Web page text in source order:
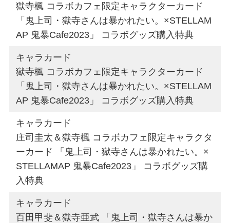
獄寺楓 コラボカフェ限定キャラクターカード
「鬼上司・獄寺さんは暴かれたい。×STELLAM
AP 鬼暴Cafe2023」 コラボグッズ購入特典
キャラカード
獄寺楓 コラボカフェ限定キャラクターカード
「鬼上司・獄寺さんは暴かれたい。×STELLAM
AP 鬼暴Cafe2023」 コラボグッズ購入特典
キャラカード
庄司圭太＆獄寺楓 コラボカフェ限定キャラクタ
ーカード 「鬼上司・獄寺さんは暴かれたい。×
STELLAMAP 鬼暴Cafe2023」 コラボグッズ購
入特典
キャラカード
百田甲斐＆獄寺亜武 「鬼上司・獄寺さんは暴か